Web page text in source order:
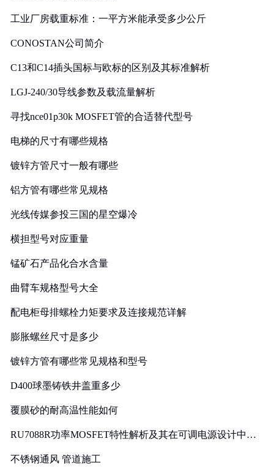
工业厂房载重标准：一平方米能承受多少公斤
CONOSTAN公司简介
C13和C14插头国标与欧标的区别及其标准解析
LGJ-240/30导线参数及载流量解析
寻找nce01p30k MOSFET管的合适替代型号
电梯的尺寸有哪些规格
镀锌方管尺寸一般有哪些
铝方管有哪些常见规格
光线传媒参投三国的星空爆冷
横担型号对应重量
锰矿石产品化合水含量
曲臂车规格型号大全
配电柜母排螺栓力矩要求及连接规范详解
膨胀螺丝尺寸是多少
镀锌方管有哪些常见规格和型号
D400球墨铸铁井盖重多少
覆膜砂的耐高温性能如何
RU7088R功率MOSFET特性解析及其在可调电源设计中的
不锈钢通风 管道施工